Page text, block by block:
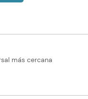
más cercana